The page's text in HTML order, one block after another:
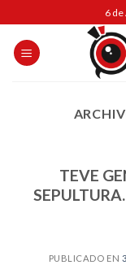
to
content
6
TEVE
PUBLICADO EN